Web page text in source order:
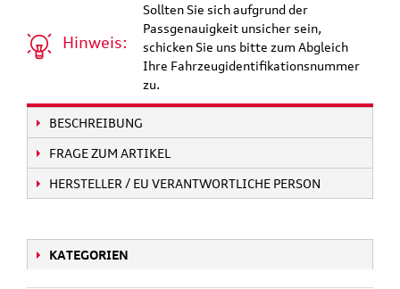
Hinweis:
Sollten Sie sich aufgrund der
Passgenauigkeit unsicher sein,
schicken Sie uns bitte zum Abgleich
Ihre Fahrzeugidentifikationsnummer
zu.
BESCHREIBUNG
FRAGE ZUM ARTIKEL
HERSTELLER / EU VERANTWORTLICHE PERSON
KATEGORIEN